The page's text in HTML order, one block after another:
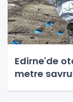
Edirne'de
metre